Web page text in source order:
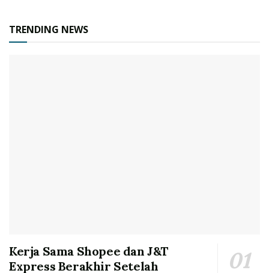
TRENDING NEWS
Kerja Sama Shopee dan J&T
Express Berakhir Setelah